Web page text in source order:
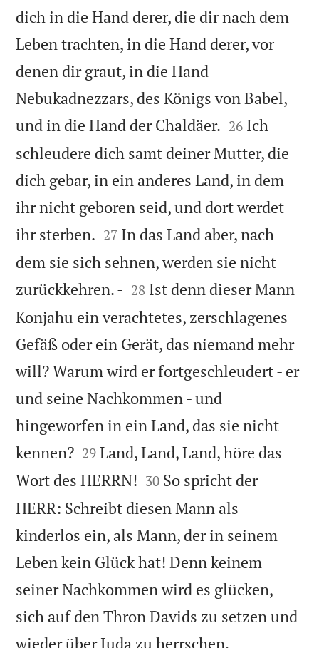
dich in die Hand derer, die dir nach dem
Leben trachten, in die Hand derer, vor
denen dir graut, in die Hand
Nebukadnezzars, des Königs von Babel,
und in die Hand der Chaldäer. 

26 Ich
schleudere dich samt deiner Mutter, die
dich gebar, in ein anderes Land, in dem
ihr nicht geboren seid, und dort werdet
ihr sterben. 

27 In das Land aber, nach
dem sie sich sehnen, werden sie nicht
zurückkehren. - 

28 Ist denn dieser Mann
Konjahu ein verachtetes, zerschlagenes
Gefäß oder ein Gerät, das niemand mehr
will? Warum wird er fortgeschleudert - er
und seine Nachkommen - und
hingeworfen in ein Land, das sie nicht
kennen?
29 Land, Land, Land, höre das
Wort des HERRN! 

30 So spricht der
HERR: Schreibt diesen Mann als
kinderlos ein, als Mann, der in seinem
Leben kein Glück hat! Denn keinem
seiner Nachkommen wird es glücken,
sich auf den Thron Davids zu setzen und
wieder über Juda zu herrschen.